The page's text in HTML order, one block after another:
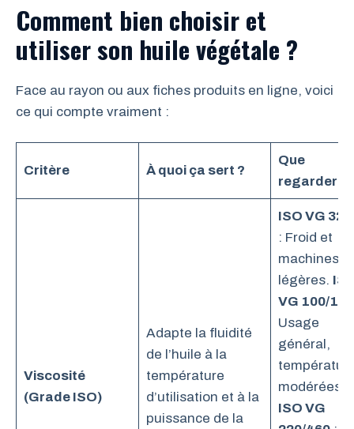
Comment bien choisir et
utiliser son huile végétale ?
Face au rayon ou aux fiches produits en ligne, voici
ce qui compte vraiment :
Critère À quoi ça sert ?
Que
regarder ?
Viscosité
(Grade ISO)
Adapte la fluidité
de l’huile à la
température
d’utilisation et à la
puissance de la
ISO VG 32/
: Froid et
machines
légères.
VG 100/150
Usage
général,
modérées.
ISO VG